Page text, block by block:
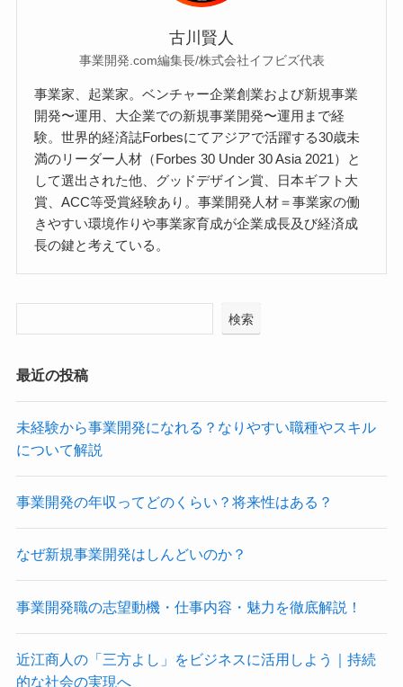
古川賢人
事業開発.com編集長/株式会社イフビズ代表
事業家、起業家。ベンチャー企業創業および新規事業
開発〜運用、大企業での新規事業開発〜運用まで経
験。世界的経済誌Forbesにてアジアで活躍する30歳未
満のリーダー人材（Forbes 30 Under 30 Asia 2021）と
して選出された他、グッドデザイン賞、日本ギフト大
賞、ACC等受賞経験あり。事業開発人材＝事業家の働
きやすい環境作りや事業家育成が企業成長及び経済成
長の鍵と考えている。
検索
最近の投稿
未経験から事業開発になれる？なりやすい職種やスキル
について解説
事業開発の年収ってどのくらい？将来性はある？
なぜ新規事業開発はしんどいのか？
事業開発職の志望動機・仕事内容・魅力を徹底解説！
近江商人の「三方よし」をビジネスに活用しよう｜持続
的な社会の実現へ